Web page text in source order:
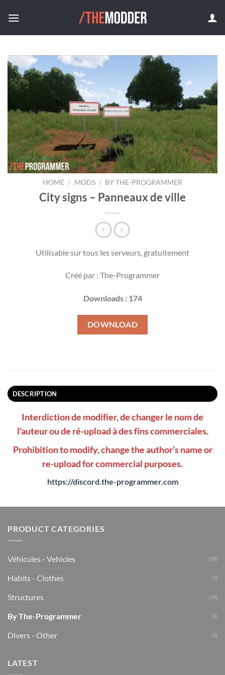
HOME / MODS / BY THE-PROGRAMMER
City signs – Panneaux de ville
Utilisable sur tous les serveurs, gratuitement
Créé par : The-Programmer
Downloads : 174
DOWNLOAD
DESCRIPTION
Interdiction de modifier, de changer le nom de
l’auteur ou de ré-upload à des fins commerciales.
Prohibition to modify, change the author’s name or
re-upload for commercial purposes.
https://discord.the-programmer.com
PRODUCT CATEGORIES
Véhicules - Vehicles (39)
Habits - Clothes (1)
Structures (14)
By The-Programmer (4)
Divers - Other (3)
LATEST